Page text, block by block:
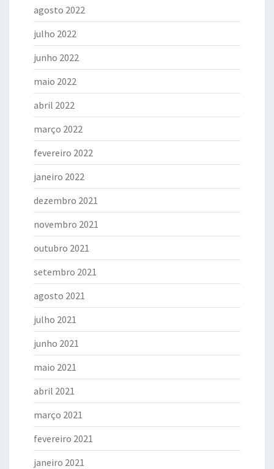
agosto 2022
julho 2022
junho 2022
maio 2022
abril 2022
março 2022
fevereiro 2022
janeiro 2022
dezembro 2021
novembro 2021
outubro 2021
setembro 2021
agosto 2021
julho 2021
junho 2021
maio 2021
abril 2021
março 2021
fevereiro 2021
janeiro 2021